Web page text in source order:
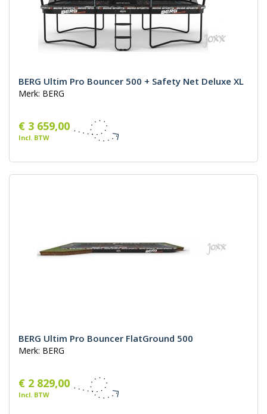
BERG Ultim Pro Bouncer 500 + Safety Net Deluxe XL
Merk: BERG
€ 3 659,00
Incl. BTW
BERG Ultim Pro Bouncer FlatGround 500
Merk: BERG
€ 2 829,00
Incl. BTW